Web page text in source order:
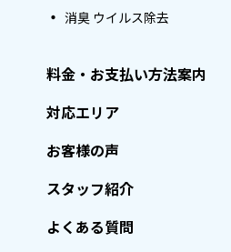
消臭 ウイルス除去
料金・お支払い方法案内
対応エリア
お客様の声
スタッフ紹介
よくある質問